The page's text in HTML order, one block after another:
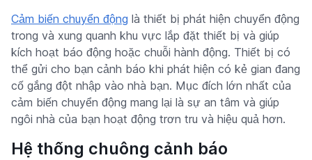
Cảm biến chuyển động là thiết bị phát hiện chuyển động
trong và xung quanh khu vực lắp đặt thiết bị và giúp
kích hoạt báo động hoặc chuỗi hành động. Thiết bị có
thể gửi cho bạn cảnh báo khi phát hiện có kẻ gian đang
cố gắng đột nhập vào nhà bạn. Mục đích lớn nhất của
cảm biến chuyển động mang lại là sự an tâm và giúp
ngôi nhà của bạn hoạt động trơn tru và hiệu quả hơn.
Hệ thống chuông cảnh báo